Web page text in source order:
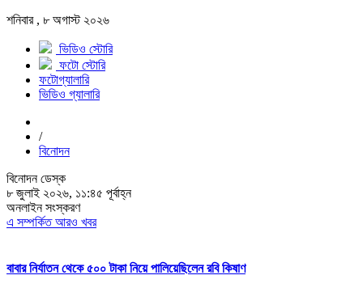
শনিবার , ৮ অগাস্ট ২০২৬
ভিডিও স্টোরি
ফটো স্টোরি
ফটোগ্যালারি
ভিডিও গ্যালারি
/
বিনোদন
বিনোদন ডেস্ক
৮ জুলাই ২০২৬, ১১:৪৫ পূর্বাহ্ন
অনলাইন সংস্করণ
এ সম্পর্কিত আরও খবর
বাবার নির্যাতন থেকে ৫০০ টাকা নিয়ে পালিয়েছিলেন রবি কিষাণ